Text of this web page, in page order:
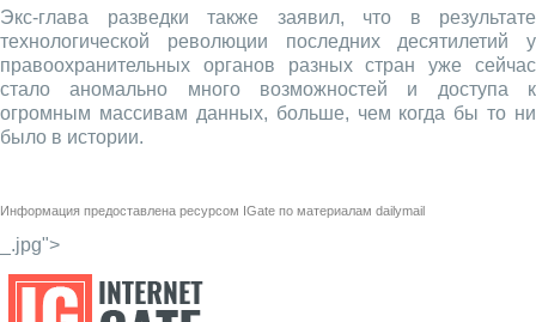
Экс-глава разведки также заявил, что в результате
технологической революции последних десятилетий у
правоохранительных органов разных стран уже сейчас
стало аномально много возможностей и доступа к
огромным массивам данных, больше, чем когда бы то ни
было в истории.
Информация предоставлена ресурсом IGate по материалам dailymail
_.jpg">